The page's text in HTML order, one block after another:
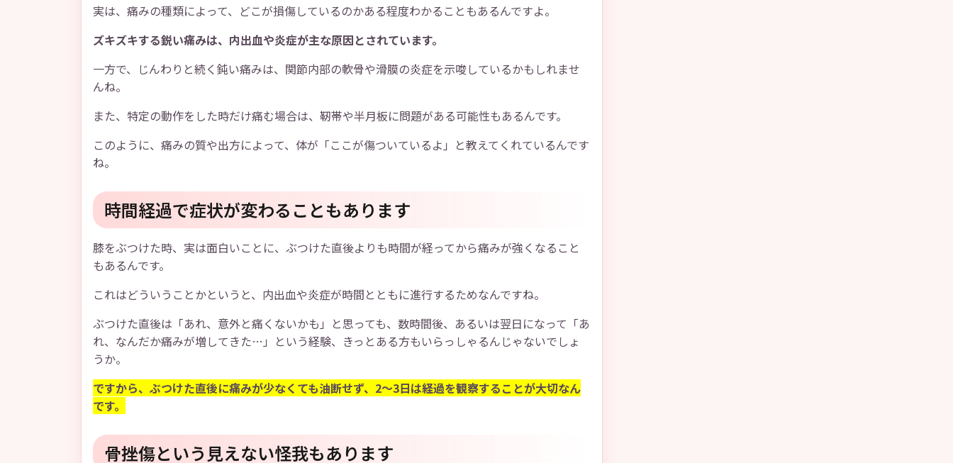
実は、痛みの種類によって、どこが損傷しているのかある程度わかることもあるんですよ。
ズキズキする鋭い痛みは、内出血や炎症が主な原因とされています。
一方で、じんわりと続く鈍い痛みは、関節内部の軟骨や滑膜の炎症を示唆しているかもしれませ
んね。
また、特定の動作をした時だけ痛む場合は、靭帯や半月板に問題がある可能性もあるんです。
このように、痛みの質や出方によって、体が「ここが傷ついているよ」と教えてくれているんです
ね。
時間経過で症状が変わることもあります
膝をぶつけた時、実は面白いことに、ぶつけた直後よりも時間が経ってから痛みが強くなること
もあるんです。
これはどういうことかというと、内出血や炎症が時間とともに進行するためなんですね。
ぶつけた直後は「あれ、意外と痛くないかも」と思っても、数時間後、あるいは翌日になって「あ
れ、なんだか痛みが増してきた…」という経験、きっとある方もいらっしゃるんじゃないでしょ
うか。
ですから、ぶつけた直後に痛みが少なくても油断せず、2〜3日は経過を観察することが大切なん
です。
骨挫傷という見えない怪我もあります